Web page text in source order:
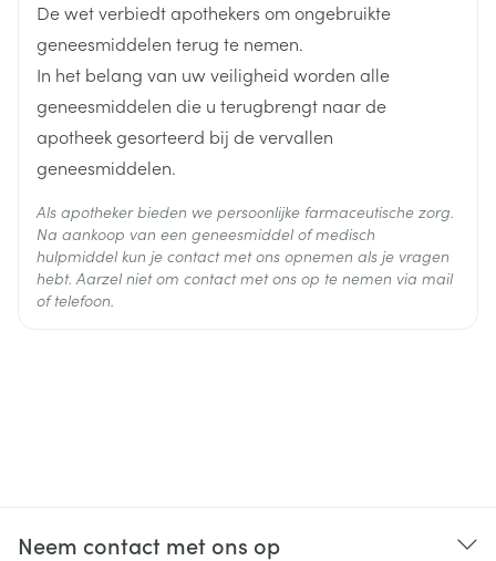
Actieve
Ingrediënten
mirtazapine
Behoud Kamertemperatuur (15°C - 25°C)
De wet verbiedt apothekers om ongebruikte
geneesmiddelen terug te nemen.
In het belang van uw veiligheid worden alle
geneesmiddelen die u terugbrengt naar de
apotheek gesorteerd bij de vervallen
geneesmiddelen.
Als apotheker bieden we persoonlijke farmaceutische zorg.
Na aankoop van een geneesmiddel of medisch
hulpmiddel kun je contact met ons opnemen als je vragen
hebt. Aarzel niet om contact met ons op te nemen via mail
of telefoon.
Neem contact met ons op